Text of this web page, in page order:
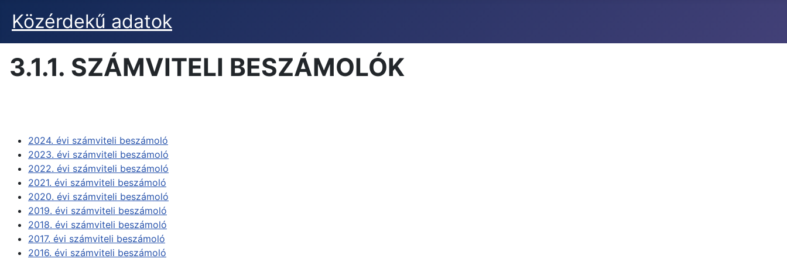
Közérdekű adatok
3.1.1. SZÁMVITELI BESZÁMOLÓK
2024. évi számviteli beszámoló
2023. évi számviteli beszámoló
2022. évi számviteli beszámoló
2021. évi számviteli beszámoló
2020. évi számviteli beszámoló
2019. évi számviteli beszámoló
2018. évi számviteli beszámoló
2017. évi számviteli beszámoló
2016. évi számviteli beszámoló